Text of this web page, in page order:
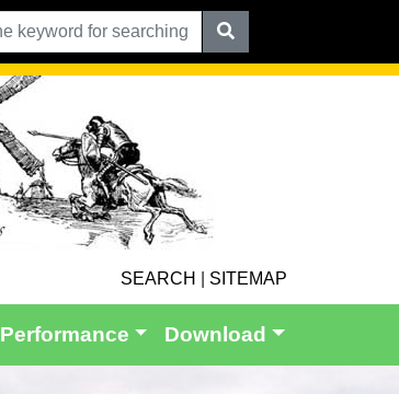
SEARCH SITEMAP
Performance Download